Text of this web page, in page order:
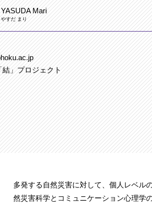
YASUDA Mari
やすだ まり
」プロジェクト
多発する自然災害に対して、個人レベル
然災害科学とコミュニケーション心理学